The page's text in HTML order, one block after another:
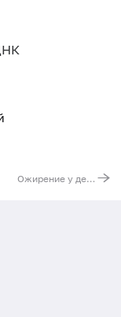
Ожирение у детей и подростков (недостаточность рецептора меланокортина)